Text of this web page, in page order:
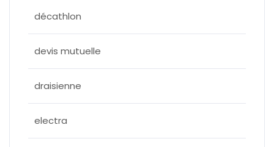
décathlon
devis mutuelle
draisienne
electra